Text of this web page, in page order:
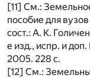
[11] См.:
пособие для
сост.: А. К.
е изд., испр. и
2005. 228 с.
[12] См.: